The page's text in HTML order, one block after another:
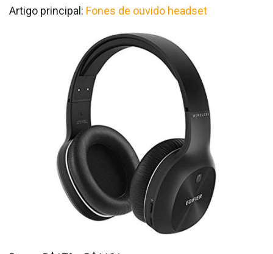
Artigo principal: Fones de ouvido headset